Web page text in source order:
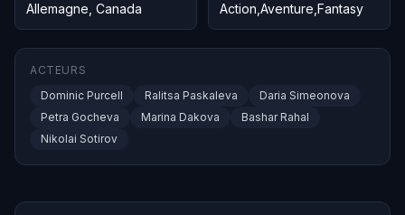
Allemagne Canada Action Aventure Fantasy
ACTEURS
Dominic Purcell
Ralitsa Paskaleva
Daria Simeonova
Petra Gocheva
Marina Dakova
Bashar Rahal
Nikolai Sotirov